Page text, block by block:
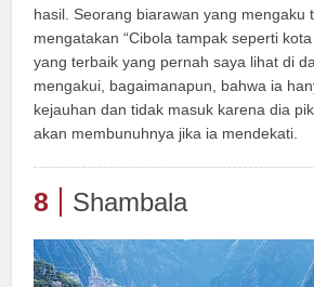
hasil. Seorang biarawan yang mengaku
mengatakan “Cibola tampak seperti
yang terbaik yang pernah saya lihat di
mengakui, bagaimanapun, bahwa ia
kejauhan dan tidak masuk karena dia
akan membunuhnya jika ia mendekati.
8 Shambala